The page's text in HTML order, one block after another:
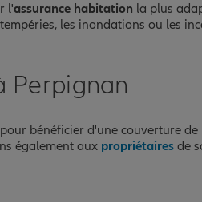
l'assurance habitation la plus
les inondations ou les
Perpignan
bénéficier d'une couverture de
également aux propriétaires de